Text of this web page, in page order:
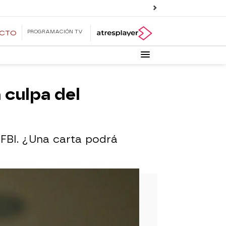
PROGRAMACIÓN TV
culpa del
¿Una carta podrá